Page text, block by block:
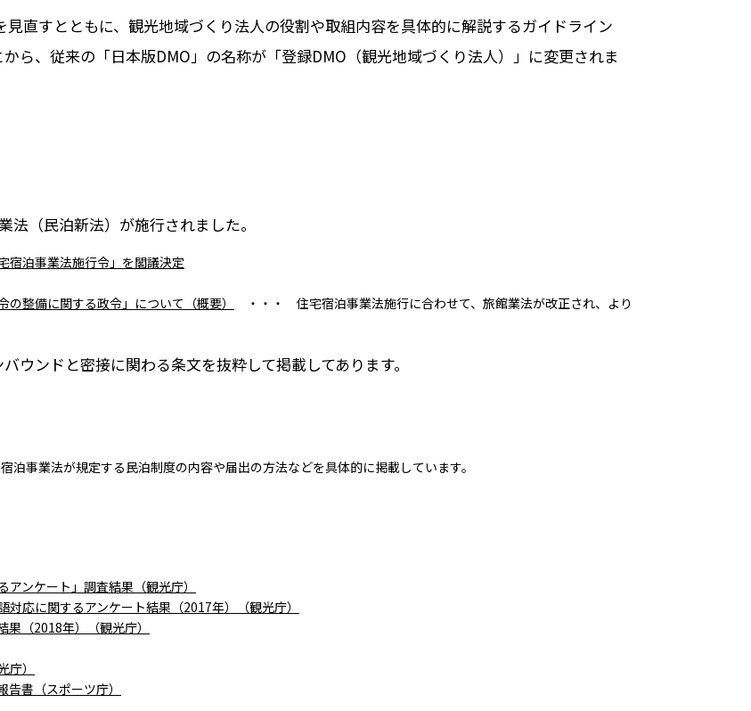
直すとともに、観光地域づくり法人の役割や取組内容を具体的に解説するガイドライン
ら、従来の「日本版DMO」の名称が「登録DMO（観光地域づくり法人）」に変更されま
（民泊新法）が施行されました。
宿泊事業法施行令」を閣議決定
整備に関する政令」について（概要）
・・・ 住宅宿泊事業法施行に合わせて、旅館業法が改正され、より
ンドと密接に関わる条文を抜粋して掲載してあります。
事業法が規定する民泊制度の内容や届出の方法などを具体的に掲載しています。
ンケート」調査結果（観光庁）
応に関するアンケート結果（2017年）（観光庁）
（2018年）（観光庁）
）
書（スポーツ庁）